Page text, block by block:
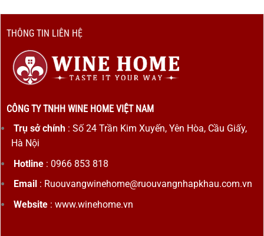
THÔNG TIN LIÊN HỆ
CÔNG TY TNHH WINE HOME VIỆT NAM
Trụ sở chính: Số 24 Trần Kim Xuyến, Yên Hòa, Cầu Giấy,
Hà Nội
Hotline: 0966 853 818
Email : Ruouvangwinehome@ruouvangnhapkhau.com.vn
Website: www.winehome.vn